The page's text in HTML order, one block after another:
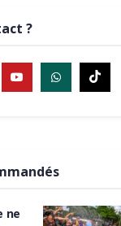
?
ne